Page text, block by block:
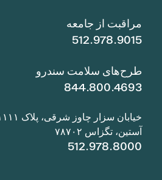
مراقبت از جامعه
512.978.9015
طرح‌های سلامت سندرو
844.800.4693
خیابان سزار چاوز شرقی، پلاک ۱۱۱۱
آستین، تگزاس ۷۸۷۰۲
512.978.8000